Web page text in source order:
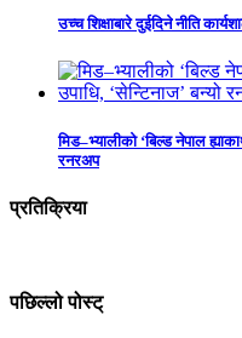
उच्च शिक्षाबारे दुईदिने नीति
मिड–भ्यालीको ‘बिल्ड नेपाल
रनरअप
प्रतिक्रिया
पछिल्लो पोस्ट्